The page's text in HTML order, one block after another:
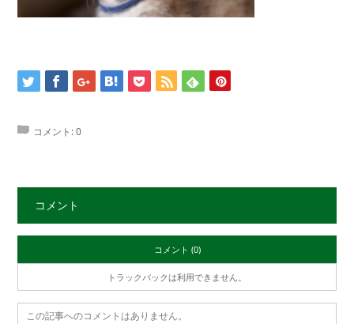
コメント:0
コメント
コメント (0)
トラックバックは利用できません。
この記事へのコメントはありません。